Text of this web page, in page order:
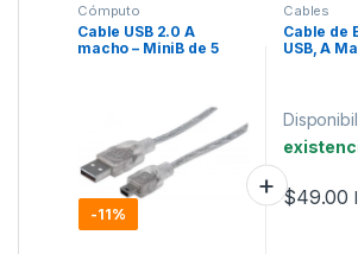
Cómputo
Cable USB 2.0 A
macho – MiniB de 5
-11%
Cables
Cable de
USB, A
$49.00